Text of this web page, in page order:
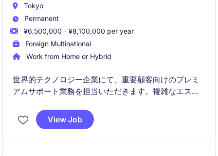
Tokyo
Permanent
¥6,500,000 - ¥8,100,000 per year
Foreign Multinational
Work from Home or Hybrid
世界的テクノロジー企業にて、重要顧客向けのプレミ
アムサポート業務を担当いただきます。複雑なエスカ
ら、顧客体験向上に貢献するポジションです。
View Job